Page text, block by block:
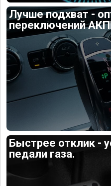
Лучше подхват -
переключений
Быстрее отклик -
педали газа.